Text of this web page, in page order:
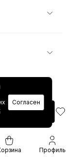
Согласен
Профиль